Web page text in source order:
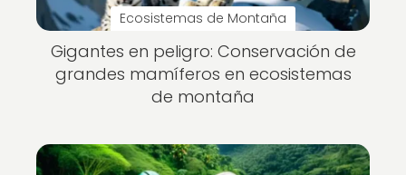
Ecosistemas de Montaña
Gigantes en peligro: Conservación de
grandes mamíferos en ecosistemas
de montaña